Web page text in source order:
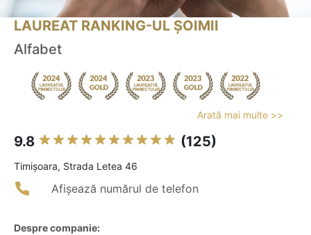
LAUREAT RANKING-UL ȘOIMII
Alfabet
Arată mai multe >>
9.8 (125)
Timişoara, Strada Letea 46
Afișează numărul de telefon
Despre companie: